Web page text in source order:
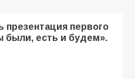
презентация первого
были, есть и будем».